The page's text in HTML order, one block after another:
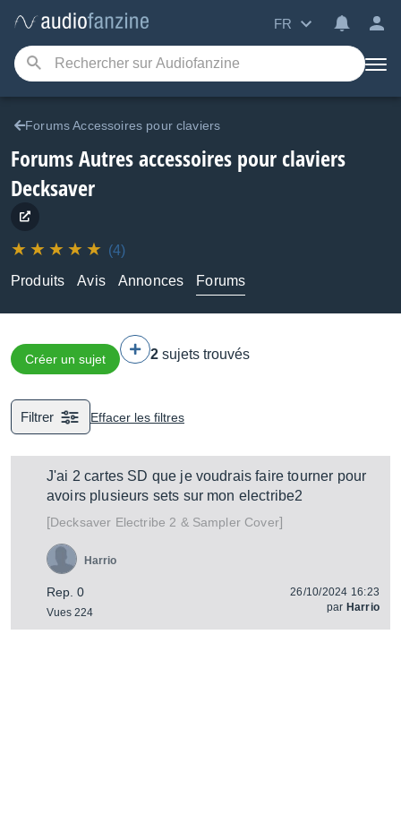
FR
Forums Accessoires pour claviers
Forums Autres accessoires pour claviers
Decksaver
(4)
Produits
Avis Annonces Forums
Créer un sujet 2 sujets trouvés
Filtrer Effacer les filtres
J'ai 2 cartes SD que je voudrais faire tourner pour
avoirs plusieurs sets sur mon electribe2
[Decksaver Electribe 2 & Sampler Cover]
Rep. 0
Vues 224
Harrio
26/10/2024 16:23
par Harrio